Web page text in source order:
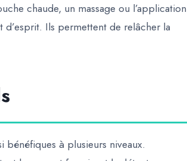
chaude, un massage ou l’application
Ils permettent de relâcher la
bénéfiques à plusieurs niveaux.